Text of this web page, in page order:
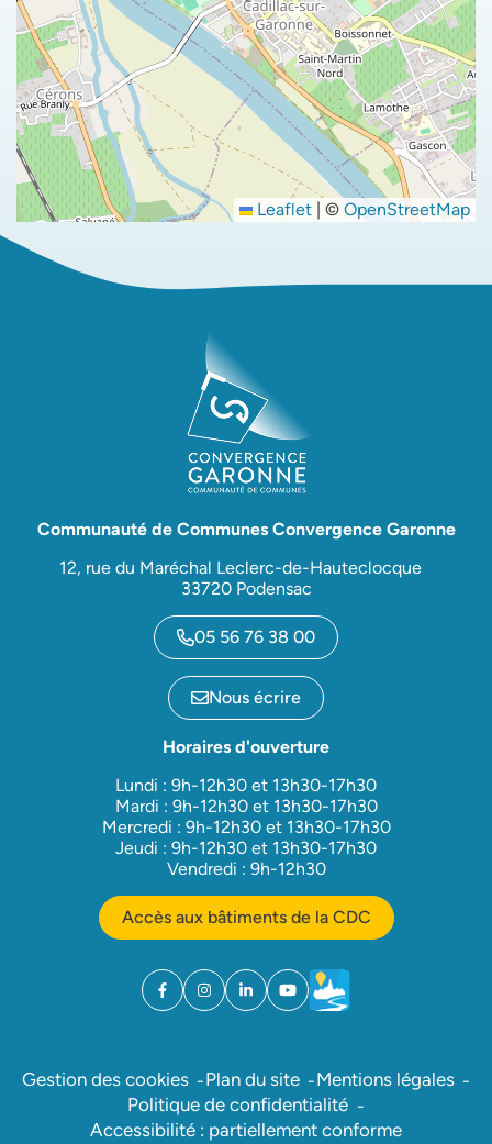
Leaflet | © OpenStreetMap
Communauté de Communes Convergence Garonne
12, rue du Maréchal Leclerc-de-Hauteclocque
33720 Podensac
05 56 76 38 00
Nous écrire
Horaires d'ouverture
Lundi : 9h-12h30 et 13h30-17h30
Mardi : 9h-12h30 et 13h30-17h30
Mercredi : 9h-12h30 et 13h30-17h30
Jeudi : 9h-12h30 et 13h30-17h30
Vendredi : 9h-12h30
Accès aux bâtiments de la CDC
Facebook
(ouverture dans un nouvel onglet)
Instagram
(ouverture dans un nouvel onglet)
Linkedin
(ouverture dans un nouvel onglet)
YouTube
(ouverture dans un nouvel
Météo
(ouverture dans un
Gestion des cookies Plan du site
Mentions légales
Politique de confidentialité
Accessibilité : partiellement conforme